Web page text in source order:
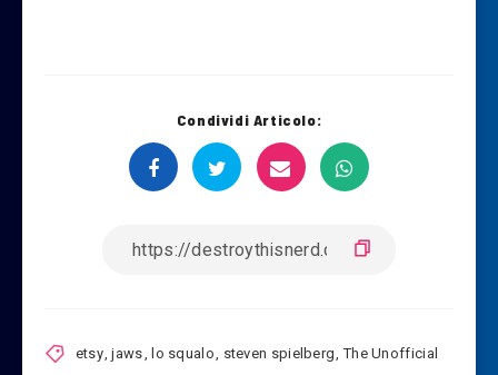
Condividi Articolo:
etsy,jaws, lo squalo, steven spielberg,The Unofficial